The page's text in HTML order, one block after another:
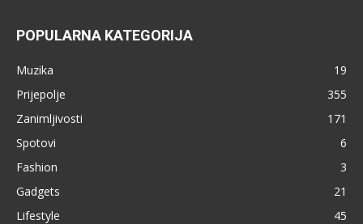
POPULARNA KATEGORIJA
Muzika
19
Prijepolje
355
Zanimljivosti
171
Spotovi
6
Fashion
3
Gadgets
21
Lifestyle
45